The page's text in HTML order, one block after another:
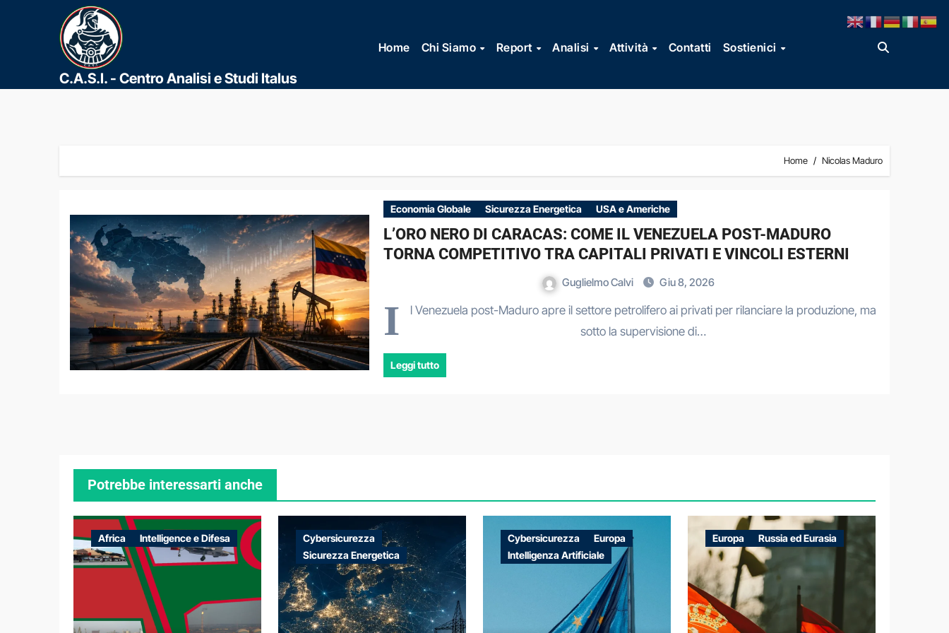
contenuto
C.A.S.I. - Centro Analisi e Studi Italus
Home Chi Siamo Report Analisi Attività Contatti Sostienici
Home Nicolas Maduro
Economia Globale Sicurezza Energetica USA e Americhe
L’ORO NERO DI CARACAS: COME IL VENEZUELA POST-MADURO
TORNA COMPETITIVO TRA CAPITALI PRIVATI E VINCOLI ESTERNI
Guglielmo Calvi Giu 8, 2026
I
l Venezuela post-Maduro apre il settore petrolifero ai privati per rilanciare la produzione, ma
sotto la supervisione di…
Leggi tutto
Potrebbe interessarti anche
Africa Intelligence e Difesa
Cybersicurezza
Sicurezza Energetica
Cybersicurezza
Europa
Intelligenza Artificiale
Europa Russia ed Eurasia